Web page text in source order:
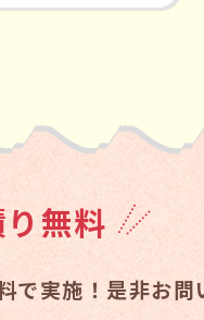
無料
で実施！ 是非お問